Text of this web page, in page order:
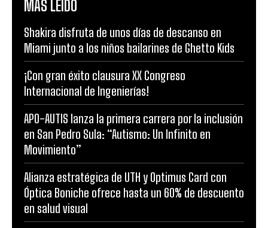
MÁS LEÍDO
Shakira disfruta de unos días de descanso en
Miami junto a los niños bailarines de Ghetto Kids
¡Con gran éxito clausura XX Congreso
Internacional de Ingenierías!
APO-AUTIS lanza la primera carrera por la inclusión
en San Pedro Sula: “Autismo: Un Infinito en
Movimiento”
Alianza estratégica de UTH y Optimus Card con
Óptica Boniche ofrece hasta un 60% de descuento
en salud visual